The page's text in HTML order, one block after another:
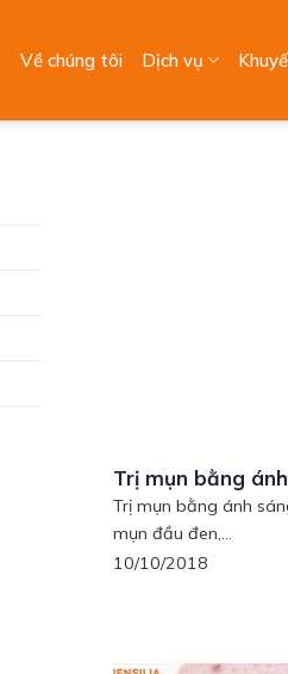
Về chúng tôi Dịch vụ
Trị mụn bằng
Trị mụn bằng ánh
mụn đầu đen,...
10/10/2018